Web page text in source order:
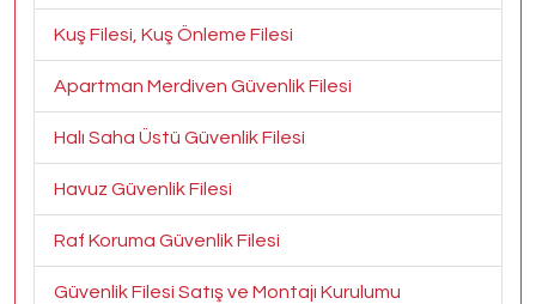
Kuş Filesi, Kuş Önleme Filesi
Apartman Merdiven Güvenlik Filesi
Halı Saha Üstü Güvenlik Filesi
Havuz Güvenlik Filesi
Raf Koruma Güvenlik Filesi
Güvenlik Filesi Satış ve Montajı Kurulumu